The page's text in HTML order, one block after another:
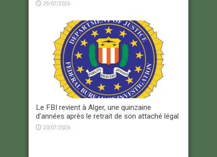
29/07/2026
Le FBI revient à Alger, une quinzaine
d’années après le retrait de son attaché légal
20/07/2026